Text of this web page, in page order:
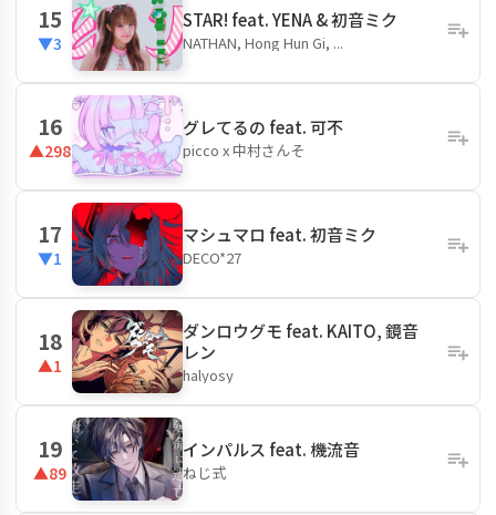
15
▼3
STAR! feat. YENA & 初音ミク
NATHAN, Hong Hun Gi, ...
16
▲298
グレてるの feat. 可不
picco x 中村さんそ
17
▼1
マシュマロ feat. 初音ミク
DECO*27
18
▲1
ダンロウグモ feat. KAITO, 鏡音
レン
halyosy
19
▲89
インパルス feat. 機流音
ねじ式